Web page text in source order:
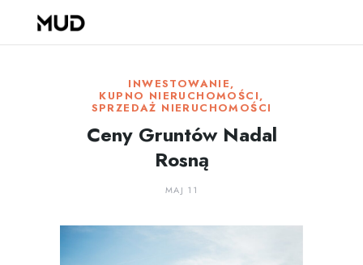
INWESTOWANIE,
KUPNO NIERUCHOMOŚCI,
SPRZEDAŻ NIERUCHOMOŚCI
Ceny Gruntów Nadal
Rosną
MAJ 11